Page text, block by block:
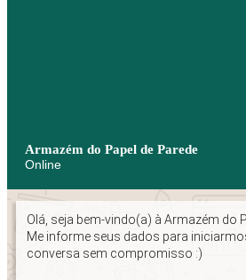
Armazém do Papel de Parede
Online
Olá, seja bem-vindo(a) à Armazém do
Me informe seus dados para
conversa sem compromisso :)